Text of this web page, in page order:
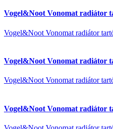
Vogel&Noot Vonomat radiátor
Vogel&Noot Vonomat radiátor
Vogel&Noot Vonomat radiátor
Vogel&Noot Vonomat radiátor
Vogel&Noot Vonomat radiátor